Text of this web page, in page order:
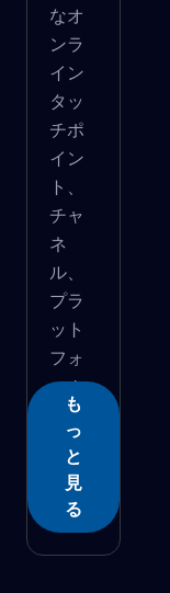
なオ
ンラ
イン
タッ
チポ
イン
ト、
チャ
ネ
ル、
プラ
ット
フォ
ーム
で...
も
っ
と
見
る